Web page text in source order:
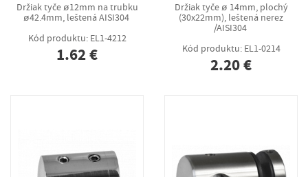
Držiak tyče ø12mm na trubku
ø42.4mm, leštená AISI304
Kód produktu: EL1-4212
1.62 €
Držiak tyče ø 14mm, plochý
(30x22mm), leštená nerez
/AISI304
Kód produktu: EL1-0214
2.20 €